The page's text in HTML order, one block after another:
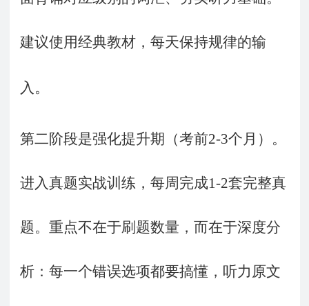
建议使用经典教材，每天保持规律的输
入。
第二阶段是强化提升期（考前2-3个月）。
进入真题实战训练，每周完成1-2套完整真
题。重点不在于刷题数量，而在于深度分
析：每一个错误选项都要搞懂，听力原文